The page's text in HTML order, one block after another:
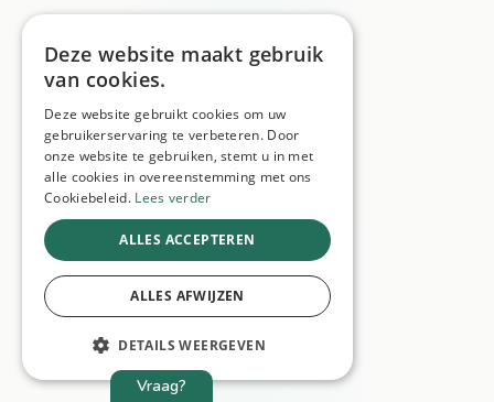
Vraag?
Deze website maakt gebruik
van cookies.
Deze website gebruikt cookies om uw
gebruikerservaring te verbeteren. Door
onze website te gebruiken, stemt u in met
alle cookies in overeenstemming met ons
Cookiebeleid. Lees verder
ALLES ACCEPTEREN
ALLES AFWIJZEN
DETAILS WEERGEVEN